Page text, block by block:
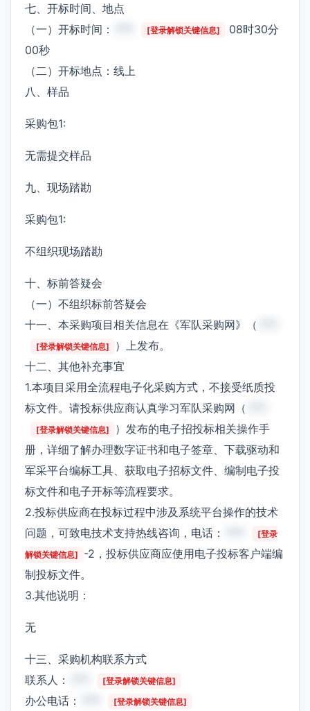
七、开标时间、地点
（一）开标时间：
[登录解锁关键信息]
08时30分
00秒
（二）开标地点：线上
八、样品
采购包1:
无需提交样品
九、现场踏勘
采购包1:
不组织现场踏勘
十、标前答疑会
（一）不组织标前答疑会
十一、本采购项目相关信息在《军队采购网》（
[登录解锁关键信息]
）上发布。
十二、其他补充事宜
1.本项目采用全流程电子化采购方式，不接受纸质投
标文件。请投标供应商认真学习军队采购网（
[登录解锁关键信息]
）发布的电子招投标相关操作手
册，详细了解办理数字证书和电子签章、下载驱动和
军采平台编标工具、获取电子招标文件、编制电子投
标文件和电子开标等流程要求。
2.投标供应商在投标过程中涉及系统平台操作的技术
问题，可致电技术支持热线咨询，电话：
[登录
解锁关键信息]
-2，投标供应商应使用电子投标客户端编
制投标文件。
3.其他说明：
无
十三、采购机构联系方式
联系人：
[登录解锁关键信息]
办公电话： [登录解锁关键信息]